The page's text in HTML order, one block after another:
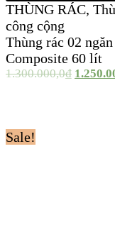
THÙNG RÁC,
công cộng
Thùng rác 02 ngăn
Composite 60 lít
1.300.000,0₫
Sale!